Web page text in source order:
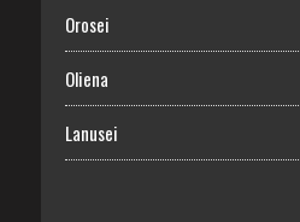
Orosei
Oliena
Lanusei